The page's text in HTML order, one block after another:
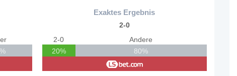
Exaktes Ergebnis
2-0
2-0
20%
Andere
80%